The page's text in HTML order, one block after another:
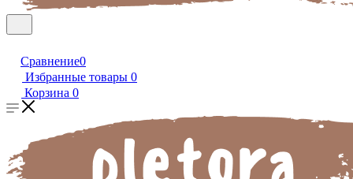
Сравнение0
Избранные товары 0
Корзина 0